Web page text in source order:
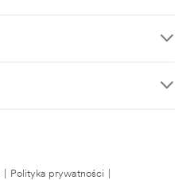
Polityka prywatności